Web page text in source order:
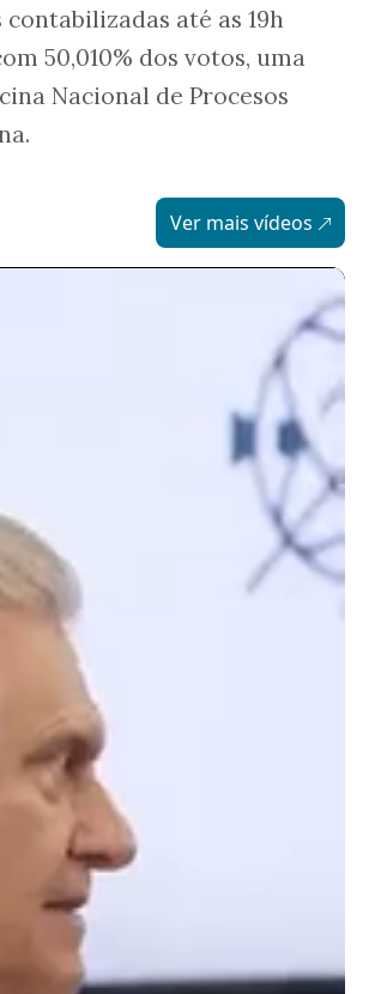
contabilizadas até as 19h
50,010% dos votos, uma
Nacional de Procesos
Ver mais vídeos